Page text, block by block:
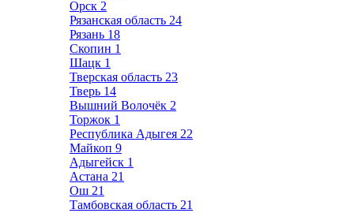
Орск 2
Рязанская область 24
Рязань 18
Скопин 1
Шацк 1
Тверская область 23
Тверь 14
Вышний Волочёк 2
Торжок 1
Республика Адыгея 22
Майкоп 9
Адыгейск 1
Астана 21
Ош 21
Тамбовская область 21